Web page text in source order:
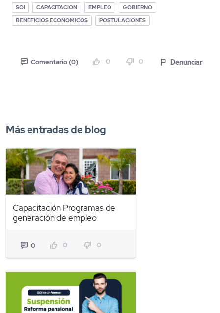
SOI CAPACITACION EMPLEO
GOBIERNO
BENEFICIOS ECONOMICOS
POSTULACIONES
Comentario (0) 0 0 Denunciar
Más entradas de blog
Capacitación Programas de
generación de empleo
0 0 0